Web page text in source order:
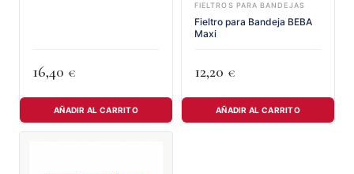
16,40 €
AÑADIR AL CARRITO
FIELTROS PARA BANDEJAS
Fieltro para Bandeja BEBA
Maxi
12,20 €
AÑADIR AL CARRITO